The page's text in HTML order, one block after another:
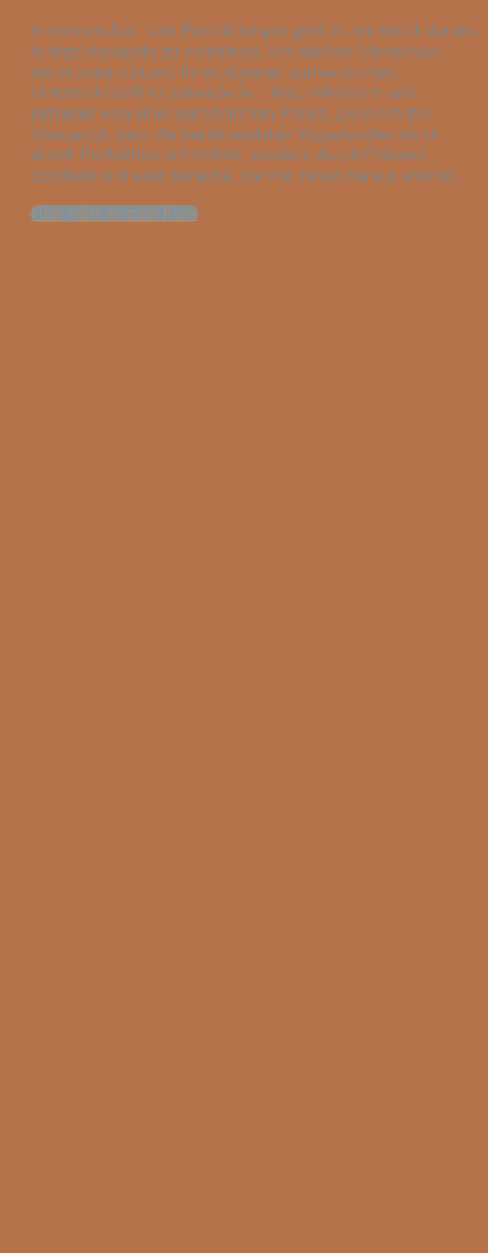
In meinen Aus- und Fortbildungen geht es mir nicht darum,
fertige Konzepte zu vermitteln. Ich möchte Menschen
darin unterstützen, ihren eigenen authentischen
Unterrichtsstil zu entwickeln – klar, reflektiert und
getragen von einer persönlichen Praxis. Denn ich bin
überzeugt, dass die berührendsten Yogastunden nicht
durch Perfektion entstehen, sondern durch Präsenz,
Echtheit und eine Sprache, die von innen heraus wächst.
Hier geht es zum Kurs